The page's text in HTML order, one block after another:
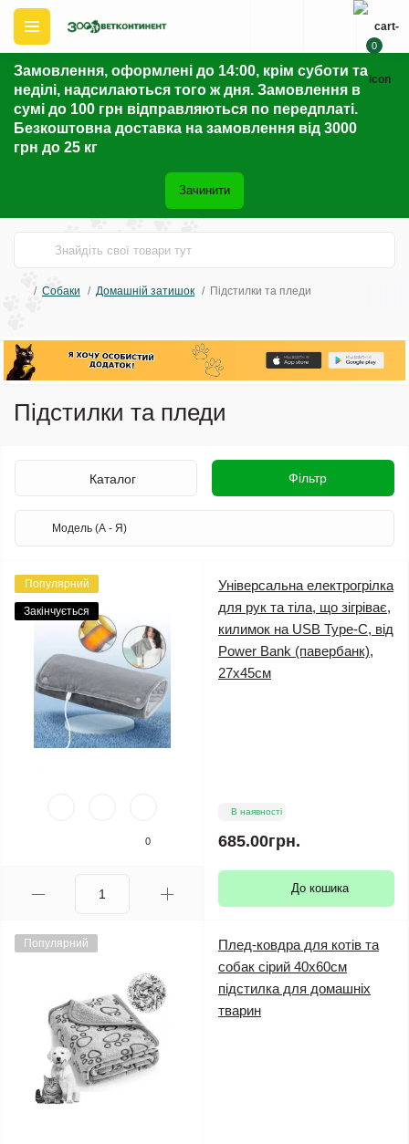
Замовлення, оформлені до 14:00, крім суботи та
неділі, надсилаються того ж дня. Замовлення в
сумі до 100 грн відправляються по передплаті.
Безкоштовна доставка на замовлення від 3000
грн до 25 кг
Зачинити
0
Собаки Домашній затишок Підстилки та пледи
Підстилки та пледи
Фільтр
Каталог
Популярний
Закінчується
0
Універсальна електрогрілка
для рук та тіла, що зігріває,
килимок на USB Type-C, від
Power Bank (павербанк),
27х45см
В наявності
685.00грн.
До кошика
Популярний
Плед-ковдра для котів та
собак сірий 40х60см
підстилка для домашніх
тварин